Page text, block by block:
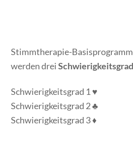
Stimmtherapie-
werden drei
Schwierigkeitsgrad 1 ♥
Schwierigkeitsgrad 2 ♣
Schwierigkeitsgrad 3 ♦